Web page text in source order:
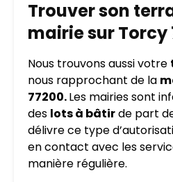
Trouver son
mairie sur Torcy
Nous trouvons aussi votre
nous rapprochant de la
77200.Les mairies sont
des lots à bâtirde part
délivre ce type
en contact avec les
manière régulière.